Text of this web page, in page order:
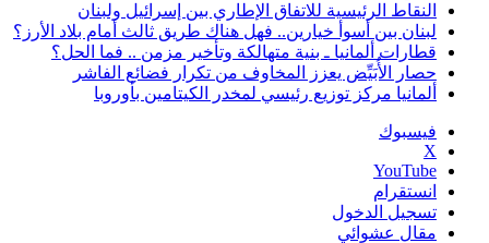
النقاط الرئيسية للاتفاق الإطاري بين إسرائيل ولبنان
لبنان بين أسوأ خيارين.. فهل هناك طريق ثالث أمام بلاد الأرز؟
قطارات ألمانيا ـ بنية متهالكة وتأخير مزمن .. فما الحل؟
حصار الأُبَيِّض يعزز المخاوف من تكرار فضائع الفاشر
ألمانيا مركز توزيع رئيسي لمخدر الكيتامين بأوروبا
فيسبوك
‫X
‫YouTube
انستقرام
تسجيل الدخول
مقال عشوائي